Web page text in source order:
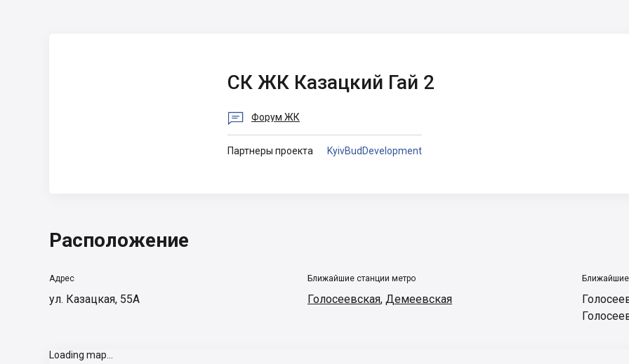
СК ЖК Казацкий Гай 2
 Форум ЖК
Партнеры проекта KyivBudDevelopment
Расположение
Адрес
ул. Казацкая, 55А
Ближайшие станции метро
Голосеевская, Демеевская
Loading map...